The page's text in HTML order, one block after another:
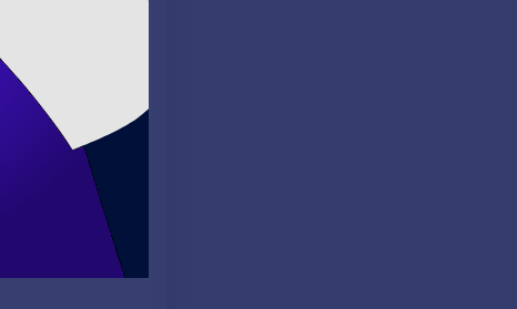
duygusal
saatlerinde,
olumlu
ortamlarda
Ancak